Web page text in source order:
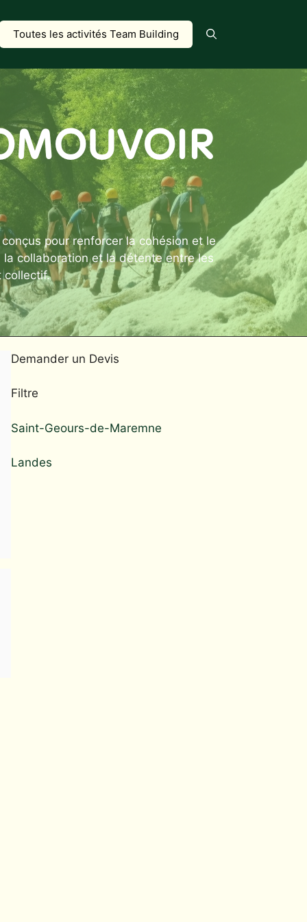
Toutes les activités Team Building
pour renforcer la cohésion et le
collaboration et la détente entre les
collectif.
Demander un Devis
Filtre
Saint-Geours-de-Maremne
Landes